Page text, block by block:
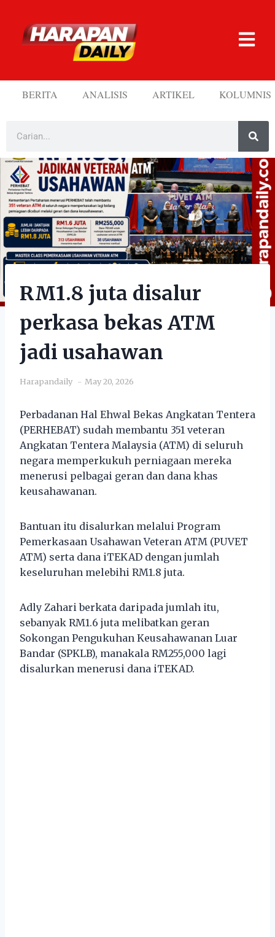
BERITA ANALISIS ARTIKEL KOLUMNIS
RM1.8 juta disalur
perkasa bekas ATM
jadi usahawan
Harapandaily May 20, 2026
Perbadanan Hal Ehwal Bekas Angkatan Tentera
(PERHEBAT) sudah membantu 351 veteran
Angkatan Tentera Malaysia (ATM) di seluruh
negara memperkukuh perniagaan mereka
menerusi pelbagai geran dan dana khas
keusahawanan.
Bantuan itu disalurkan melalui Program
Pemerkasaan Usahawan Veteran ATM (PUVET
ATM) serta dana iTEKAD dengan jumlah
keseluruhan melebihi RM1.8 juta.
Adly Zahari berkata daripada jumlah itu,
sebanyak RM1.6 juta melibatkan geran
Sokongan Pengukuhan Keusahawanan Luar
Bandar (SPKLB), manakala RM255,000 lagi
disalurkan menerusi dana iTEKAD.